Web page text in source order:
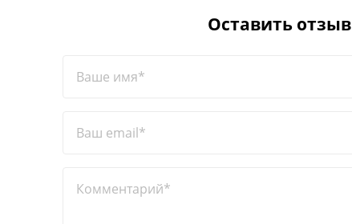
Оставить отзыв
Ваше имя*
Ваш email*
Комментарий*